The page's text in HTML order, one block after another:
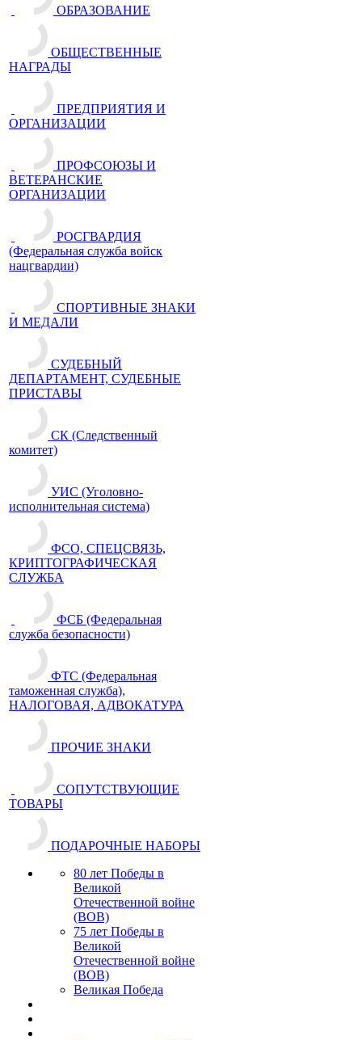
ОБРАЗОВАНИЕ
ОБЩЕСТВЕННЫЕ
НАГРАДЫ
ПРЕДПРИЯТИЯ И
ОРГАНИЗАЦИИ
ПРОФСОЮЗЫ И
ВЕТЕРАНСКИЕ
ОРГАНИЗАЦИИ
РОСГВАРДИЯ
(Федеральная служба войск
нацгвардии)
СПОРТИВНЫЕ ЗНАКИ
И МЕДАЛИ
СУДЕБНЫЙ
ДЕПАРТАМЕНТ, СУДЕБНЫЕ
ПРИСТАВЫ
СК (Следственный
комитет)
УИС (Уголовно-
исполнительная система)
ФСО, СПЕЦСВЯЗЬ,
КРИПТОГРАФИЧЕСКАЯ
СЛУЖБА
ФСБ (Федеральная
служба безопасности)
ФТС (Федеральная
таможенная служба),
НАЛОГОВАЯ, АДВОКАТУРА
ПРОЧИЕ ЗНАКИ
СОПУТСТВУЮЩИЕ
ТОВАРЫ
ПОДАРОЧНЫЕ НАБОРЫ
80 лет Победы в
Великой
Отечественной войне
(ВОВ)
75 лет Победы в
Великой
Отечественной войне
(ВОВ)
Великая Победа